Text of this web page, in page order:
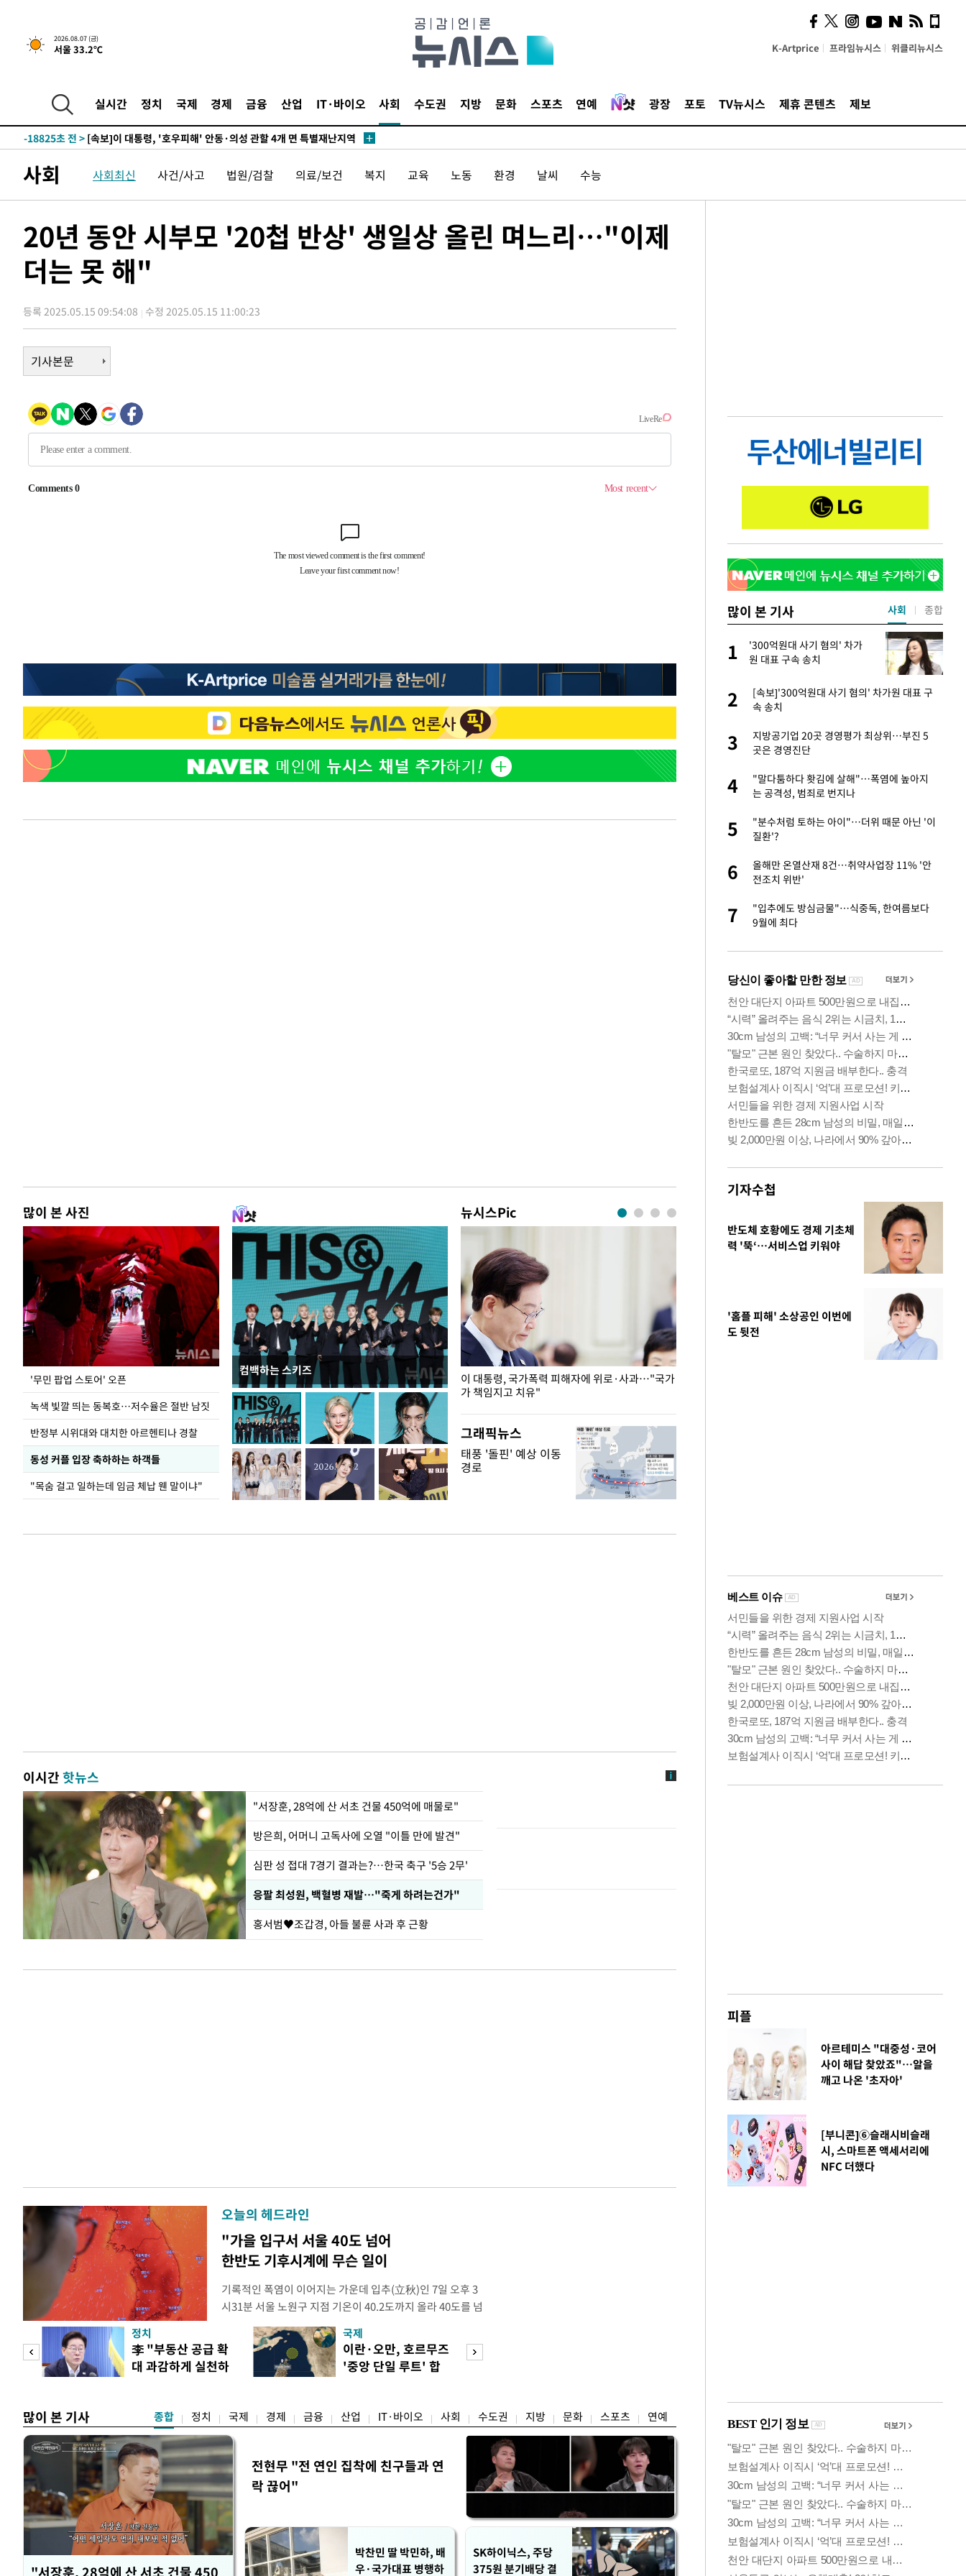
2026.08.07 (금)
서울 33.2℃ K-Artprice 프라임뉴시스 위클리뉴시스
실시간 정치 국제 경제 금융 산업 IT·바이오 사회 수도권 지방 문화 스포츠 연예 광장 포토 TV뉴시스 제휴 콘텐츠 제보
1시간 전 >[속보]'채상병 순직 책임' 임성근, 항소심도 징역 3년
-28208초 전 >[속보]이 대통령 "부동산 공급 기존 사고방식 매달리지 말고 과감히
운드는 임시"
-18861초 전 >
"낮 기온 소폭 하락"…수도권 폭염중대경보, 폭염경보로 하향
-18825초 전 >
선포
-18788초 전 > [단독]중수청 지원 검사들, 정원 초과 시 낮은 계급 임용…희망지 못
-15065초 전 > SK하이닉스, 용인·청주 팹에 54조 투자…"AI 메모리 수요 선제 대
-11921초 전 >여자배구 이재영·이다영 자매, 아제르바이잔 투란VC 입단
-10908초 전 >
[속보]코스닥, 2.86포인트(0.36%) 내린 798.81마감
-10861초 전 >[속보]코스피, 6200선 약보합…0.60% 내린 6258.77에 마쳐
-10841초 전 >[속보]원·달러 환율, 7.7원 내린 1416.1원 마감
-7820초 전 >[속보]종합특검, '계엄 수용공간 확보' 신용해 前교정본부장 기소
-6664초 전 >
11시간 압수수색에 성접대 파문까지…'쑥대밭' 된 축구협회
-5686초 전 >[속보]규제합리화위원회 부위원장에 김태유 서울대 공대 교수…이병
-2044초 전 > [속보]국힘 윤리위, '돌려차기 발언' 진종오·서범수 징계 절차 개시
43분 전 >[속보] 7월 중국 수출 23.9%↑ 수입 27.5%↑…무역총액 25.3%↑
[속보]이 대통령, '호우피해' 안동·의성 관할 4개 면 특별재난지역
[단독]중수청 지원 검사들, 정원 초과 시 낮은 계급 임용…희망지 못
낮 최고 37도 찜통더위…곳곳 소나기·강원 많은 비[내일날씨]
-10861초 전 >[속보]코스피, 6200선 약보합…0.60% 내린 6258.77에 마쳐
-10841초 전 >
[속보]원·달러 환율, 7.7원 내린 1416.1원 마감
-7820초 전 >[속보]종합특검, '계엄 수용공간 확보' 신용해 前교정본부장 기소
-6693초 전 >외신들도 주목한 韓축구 파문…"국민적 공분에 수사 재개"
-6664초 전 >
11시간 압수수색에 성접대 파문까지…'쑥대밭' 된 축구협회
-5686초 전 >[속보]규제합리화위원회 부위원장에 김태유 서울대 공대 교수…이병
43분 전 >[속보] 7월 중국 수출 23.9%↑ 수입 27.5%↑…무역총액 25.3%↑
사회 사회최신 사건/사고 법원/검찰 의료/보건 복지 교육 노동 환경 날씨 수능
20년 동안 시부모 '20첩 반상' 생일상 올린 며느리…"이제
더는 못 해"
등록 2025.05.15 09:54:08 수정 2025.05.15 11:00:23
기사본문
많이 본 사진
'무민 팝업 스토어' 오픈
녹색 빛깔 띄는 동복호…저수율은 절반 남짓
반정부 시위대와 대치한 아르헨티나 경찰
동성 커플 입장 축하하는 하객들
"목숨 걸고 일하는데 임금 체납 웬 말이냐"
컴백하는 스키즈
뉴시스Pic
지석천 뒤덮은 개구리밥
이 대통령, 국가폭력 피해자에 위로·사과…"국가
가 책임지고 치유"
그래픽뉴스
태풍 '돌핀' 예상 이동
경로
이시간핫뉴스
"서장훈, 28억에 산 서초 건물 450억에 매물로"
방은희, 어머니 고독사에 오열 "이틀 만에 발견"
심판 성 접대 7경기 결과는?…한국 축구 '5승 2무'
응팔 최성원, 백혈병 재발…"죽게 하려는건가"
홍서범♥조갑경, 아들 불륜 사과 후 근황
오늘의 헤드라인
"가을 입구서 서울 40도 넘어
한반도 기후시계에 무슨 일이
기록적인 폭염이 이어지는 가운데 입추(立秋)인 7일 오후 3
시31분 서울 노원구 지점 기온이 40.2도까지 올라 40도를 넘
어선 것으로 관측됐다. 지난 2018년 8월 1일 서울에서 40도
이상의 기온이 관측된 이후 8년 만이다. 이번 40도 돌파는 자
동기상관측장비(AWS) 기준이다. 공식인 종관기상관측
(ASOS)을 기준으로 하는 서울의 공
정치
李 "부동산 공급 확
대 과감하게 실천하
국제
이란·오만, 호르무즈
'중앙 단일 루트' 합
많이 본 기사 종합 정치 국제 경제 금융 산업 IT·바이오 사회 수도권 지방 문화 스포츠 연예
"서장훈, 28억에 산 서초 건물 450
전현무 "전 연인 집착에 친구들과 연
락 끊어"
박찬민 딸 박민하, 배
우·국가대표 병행하
SK하이닉스, 주당
375원 분기배당 결
많이 본 기사
2 전현무 "전 연인 집착에 친구들과 연락 끊어"
3
박찬민 딸 박민하, 배우·국가대표 병행하더
니…여유로운 근황 공개
4
SK하이닉스, 주당 375원 분기배당 결정…3
5
홍서범♥조갑경, 아들 불륜 사과 후 근황…밝
1
'300억원대 사기 혐의' 차가
원 대표 구속 송치
2
[속보]'300억원대 사기 혐의' 차가원 대표 구
속 송치
3
지방공기업 20곳 경영평가 최상위…부진 5
곳은 경영진단
4
"말다툼하다 홧김에 살해"…폭염에 높아지
는 공격성, 범죄로 번지나
5
"분수처럼 토하는 아이"…더위 때문 아닌 '이
질환'?
6
올해만 온열산재 8건…취약사업장 11% '안
전조치 위반'
7
"입추에도 방심금물"…식중독, 한여름보다
9월에 최다
사회 종합
기자수첩
반도체 호황에도 경제 기초체
력 '뚝‘…서비스업 키워야
'홈플 피해' 소상공인 이번에
도 뒷전
피플
아르테미스 "대중성·코어
사이 해답 찾았죠"…알을
깨고 나온 '초자아'
[부니콘]⑥슬래시비슬래
시, 스마트폰 액세서리에
NFC 더했다